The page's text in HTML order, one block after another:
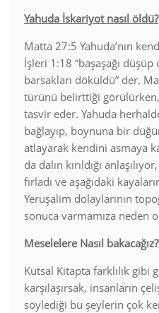
Yahuda İskariyot nasıl öldü?
Matta 27:5 Yahuda’nın
İşleri 1:18 “başaşağı
barsakları döküldü” der.
türünü belirttiği
tasvir eder. Yahuda
bağlayıp, boynuna bir
atlayarak kendini asmaya
da dalın kırıldığı
fırladı ve aşağıdaki
Yeruşalim dolaylarının
sonuca varmamıza neden
Meselelere Nasıl
Kutsal Kitapta farklılık gibi
karşılaşırsak, insanların
söylediği bu şeylerin çok